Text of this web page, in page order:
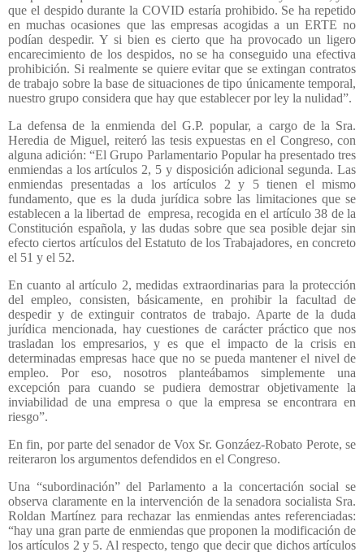
que el despido durante la COVID estaría prohibido. Se ha repetido
en muchas ocasiones que las empresas acogidas a un ERTE no
podían despedir. Y si bien es cierto que ha provocado un ligero
encarecimiento de los despidos, no se ha conseguido una efectiva
prohibición. Si realmente se quiere evitar que se extingan contratos
de trabajo sobre la base de situaciones de tipo únicamente temporal,
nuestro grupo considera que hay que establecer por ley la nulidad”.
La defensa de la enmienda del G.P. popular, a cargo de la Sra.
Heredia de Miguel, reiteró las tesis expuestas en el Congreso, con
alguna adición: “El Grupo Parlamentario Popular ha presentado tres
enmiendas a los artículos 2, 5 y disposición adicional segunda. Las
enmiendas presentadas a los artículos 2 y 5 tienen el mismo
fundamento, que es la duda jurídica sobre las limitaciones que se
establecen a la libertad de empresa, recogida en el artículo 38 de la
Constitución española, y las dudas sobre que sea posible dejar sin
efecto ciertos artículos del Estatuto de los Trabajadores, en concreto
el 51 y el 52.
En cuanto al artículo 2, medidas extraordinarias para la protección
del empleo, consisten, básicamente, en prohibir la facultad de
despedir y de extinguir contratos de trabajo. Aparte de la duda
jurídica mencionada, hay cuestiones de carácter práctico que nos
trasladan los empresarios, y es que el impacto de la crisis en
determinadas empresas hace que no se pueda mantener el nivel de
empleo. Por eso, nosotros planteábamos simplemente una
excepción para cuando se pudiera demostrar objetivamente la
inviabilidad de una empresa o que la empresa se encontrara en
riesgo”.
En fin, por parte del senador de Vox Sr. Gonzáez-Robato Perote, se
reiteraron los argumentos defendidos en el Congreso.
Una “subordinación” del Parlamento a la concertación social se
observa claramente en la intervención de la senadora socialista Sra.
Roldan Martínez para rechazar las enmiendas antes referenciadas:
“hay una gran parte de enmiendas que proponen la modificación de
los artículos 2 y 5. Al respecto, tengo que decir que dichos artículos